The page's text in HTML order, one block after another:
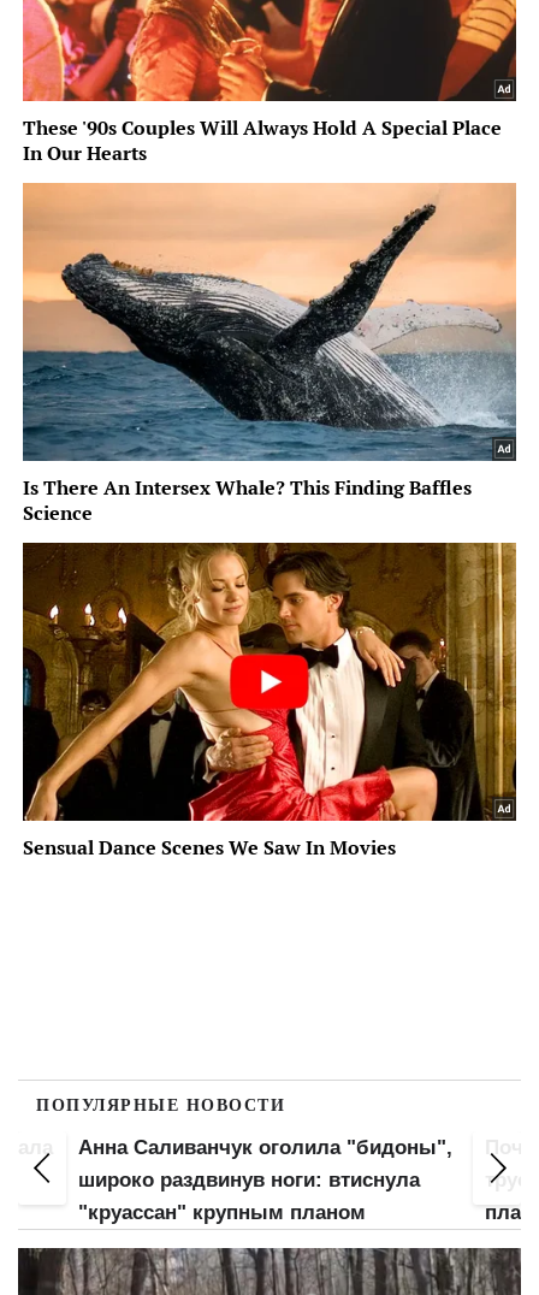
ПОПУЛЯРНЫЕ НОВОСТИ
Анна Саливанчук оголила "бидоны",
широко раздвинув ноги: втиснула
"круассан" крупным планом